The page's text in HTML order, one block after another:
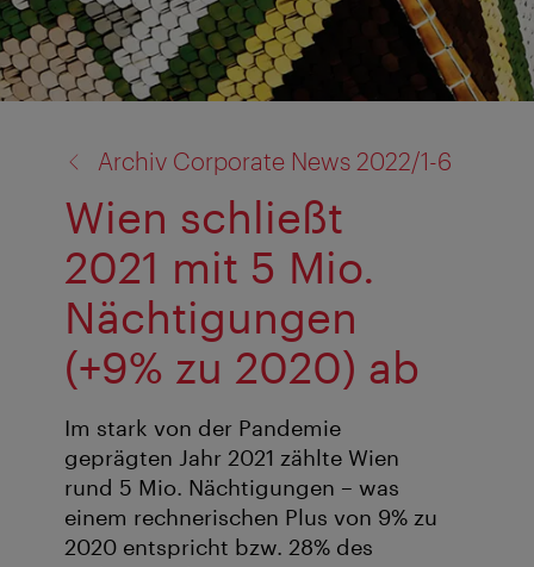
Archiv Corporate News 2022/1-6
Wien schließt
2021 mit 5 Mio.
Nächtigungen
(+9% zu 2020) ab
Im stark von der Pandemie
geprägten Jahr 2021 zählte Wien
rund 5 Mio. Nächtigungen – was
einem rechnerischen Plus von 9% zu
2020 entspricht bzw. 28% des